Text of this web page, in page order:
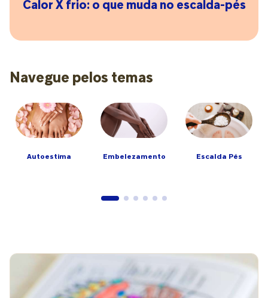
Calor X frio: o que muda no escalda-pés
Navegue pelos temas
Autoestima Embelezamento Escalda Pés